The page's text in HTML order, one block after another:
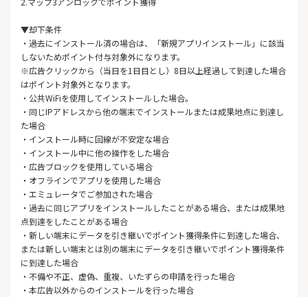
▼却下条件
・過去にインストール済の場合は、「新規アプリインストール」に該当
しないためポイント付与対象外になります。
※広告クリックから（当日を1日目とし）8日以上経過して到達した場合
はポイント対象外となります。
・公共WiFiを使用してインストールした場合。
・同じIPアドレスから他の端末でインストールまたは成果地点に到達し
た場合
・インストール時に回線が不安定な場合
・インストール中に他の操作をした場合
・広告ブロックを使用している場合
・オフラインでアプリを使用した場合
・エミュレータでご参加された場合
・過去に同じアプリをインストールしたことがある場合、または成果地
点到達をしたことがある場合
・新しい端末にデータを引き継いでポイント獲得条件に到達した場合、
または新しい端末とは別の端末にデータを引き継いでポイント獲得条件
に到達した場合
・不備や不正、虚偽、重複、いたずらの申請を行った場合
・本広告以外からのインストールを行った場合